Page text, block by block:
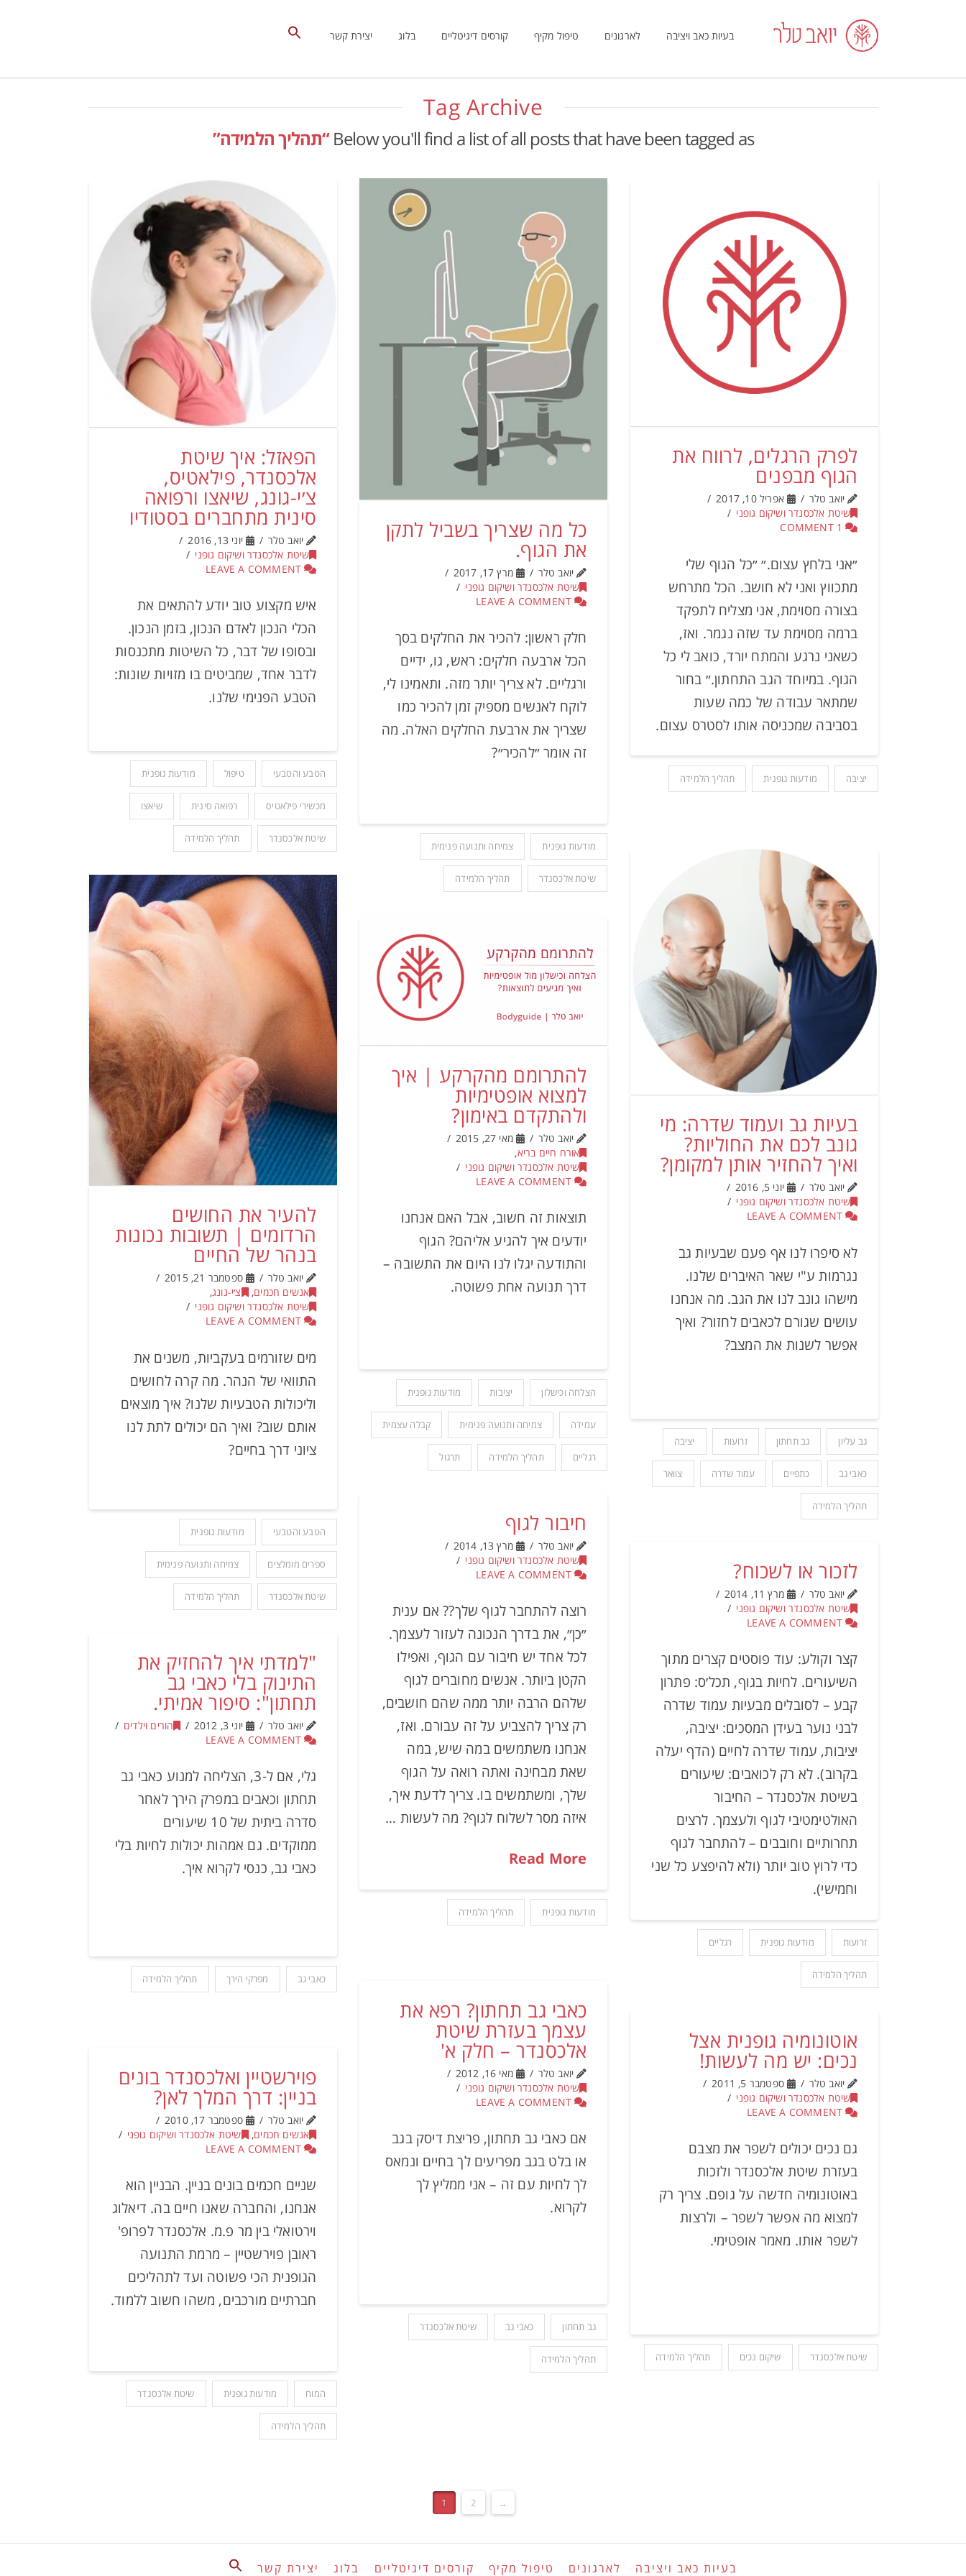
בעיות כאב ויציבה לארגונים טיפול מקיף קורסים דיגיטליים בלוג יצירת קשר
Search
for:
Search Button
Tag Archive
Below you'll find a list of all posts that have been tagged as “תהליך הלמידה”
לפרק הרגלים, לרווח את
הגוף מבפנים
יואב טלר
אפריל 10, 2017
שיטת אלכסנדר ושיקום גופני
1 COMMENT
״אני בלחץ עצום.״ ״כל הגוף שלי
מתכווץ ואני לא חושב. הכל מתרחש
בצורה מסוימת, אני מצליח לתפקד
ברמה מסוימת עד שזה נגמר. ואז,
כשאני נרגע והמתח יורד, כואב לי כל
הגוף. במיוחד הגב התחתון.״ בחור
שמתאר עבודה של כמה שעות
בסביבה שמכניסה אותו לסטרס עצום.
יציבה מודעות גופנית תהליך הלמידה
כל מה שצריך בשביל לתקן
את הגוף.
יואב טלר
מרץ 17, 2017
שיטת אלכסנדר ושיקום גופני
LEAVE A COMMENT
חלק ראשון: להכיר את החלקים בסך
הכל ארבעה חלקים: ראש, גו, ידיים
ורגליים. לא צריך יותר מזה. ותאמינו לי,
לוקח לאנשים מספיק זמן להכיר כמו
שצריך את ארבעת החלקים האלה. מה
זה אומר ״להכיר״?
מודעות גופנית צמיחה ותנועה פנימית
שיטת אלכסנדר תהליך הלמידה
הפאזל: איך שיטת
אלכסנדר, פילאטיס,
צ׳י-גונג, שיאצו ורפואה
סינית מתחברים בסטודיו
יואב טלר
יוני 13, 2016
שיטת אלכסנדר ושיקום גופני
LEAVE A COMMENT
איש מקצוע טוב יודע להתאים את
הכלי הנכון לאדם הנכון, בזמן הנכון.
ובסופו של דבר, כל השיטות מתכנסות
לדבר אחד, שמביטים בו מזויות שונות:
הטבע הפנימי שלנו.
הטבע והטבעי טיפול מודעות גופנית
מכשירי פילאטיס רפואה סינית שיאצו
שיטת אלכסנדר תהליך הלמידה
בעיות גב ועמוד שדרה: מי
גונב לכם את החוליות?
ואיך להחזיר אותן למקומן?
יואב טלר
יוני 5, 2016
שיטת אלכסנדר ושיקום גופני
LEAVE A COMMENT
לא סיפרו לנו אף פעם שבעיות גב
נגרמות ע"י שאר האיברים שלנו.
מישהו גונב לנו את הגב. מה אנחנו
עושים שגורם לכאבים לחזור? ואיך
אפשר לשנות את המצב?
גב עליון גב תחתון זרועות יציבה
כאבי גב כתפיים עמוד שדרה צוואר
תהליך הלמידה
להעיר את החושים
הרדומים | תשובות נכונות
בנהר של החיים
יואב טלר
ספטמבר 21, 2015
אנשים חכמים, צ׳י-גונג,
שיטת אלכסנדר ושיקום גופני
LEAVE A COMMENT
מים שזורמים בעקביות, משנים את
התוואי של הנהר. מה קרה לחושים
וליכולות הטבעיות שלנו? איך מוצאים
אותם שוב? ואיך הם יכולים לתת לנו
ציוני דרך בחיים?
הטבע והטבעי מודעות גופנית
ספרים מומלצים צמיחה ותנועה פנימית
שיטת אלכסנדר תהליך הלמידה
להתרומם מהקרקע | איך
למצוא אופטימיות
ולהתקדם באימון?
יואב טלר
מאי 27, 2015
אורח חיים בריא,
שיטת אלכסנדר ושיקום גופני
LEAVE A COMMENT
תוצאות זה חשוב, אבל האם אנחנו
יודעים איך להגיע אליהם? הגוף
והתודעה יגלו לנו היום את התשובה –
דרך תנועה אחת פשוטה.
הצלחה וכישלון יציבות מודעות גופנית
עמידה צמיחה ותנועה פנימית קבלה עצמית
רגליים תהליך הלמידה תרגול
חיבור לגוף
יואב טלר
מרץ 13, 2014
שיטת אלכסנדר ושיקום גופני
LEAVE A COMMENT
רוצה להתחבר לגוף שלך?? אם ענית
״כן״, את בדרך הנכונה לעזור לעצמך.
לכל אחד יש חיבור עם הגוף, ואפילו
הקטן ביותר. אנשים מחוברים לגוף
שלהם הרבה יותר ממה שהם חושבים,
רק צריך להצביע על זה עבורם. ואז,
אנחנו משתמשים במה שיש, במה
שאת מבחינה ואתה רואה על הגוף
שלך, ומשתמשים בו. צריך לדעת איך,
איזה מסר לשלוח לגוף? מה לעשות …
Read More
מודעות גופנית תהליך הלמידה
לזכור או לשכוח?
יואב טלר
מרץ 11, 2014
שיטת אלכסנדר ושיקום גופני
LEAVE A COMMENT
קצר וקולע: עוד פוסטים קצרים מתוך
השיעורים. לחיות בגוף, תכל׳ס: פתרון
קבע – לסובלים מבעיות עמוד שדרה
לבני נוער בעידן המסכים: יציבה,
יציבות, עמוד שדרה לחיים (הדף יעלה
בקרוב). לא רק לכואבים: שיעורים
בשיטת אלכסנדר – החיבור
האולטימטיבי לגוף ולעצמך. לרצים
תחרותיים וחובבים – להתחבר לגוף
כדי לרוץ טוב יותר (ולא להיפצע כל שני
וחמישי).
זרועות מודעות גופנית רגליים
תהליך הלמידה
"למדתי איך להחזיק את
התינוק בלי כאבי גב
תחתון": סיפור אמיתי.
יואב טלר יוני 3, 2012
הורים וילדים
LEAVE A COMMENT
גלי, אם ל-3, הצליחה למנוע כאבי גב
תחתון וכאבים במפרק הירך לאחר
סדרה ביתית של 10 שיעורים
ממוקדים. גם אמהות יכולות לחיות בלי
כאבי גב, כנסי לקרוא איך.
כאבי גב מפרקי הירך תהליך הלמידה
כאבי גב תחתון? רפא את
עצמך בעזרת שיטת
אלכסנדר – חלק א'
יואב טלר
מאי 16, 2012
שיטת אלכסנדר ושיקום גופני
LEAVE A COMMENT
אם כאבי גב תחתון, פריצת דיסק בגב
או בלט בגב מפריעים לך בחיים ונמאס
לך לחיות עם זה – אני ממליץ לך
לקרוא.
גב תחתון כאבי גב שיטת אלכסנדר
תהליך הלמידה
אוטונומיה גופנית אצל
נכים: יש מה לעשות!
יואב טלר
ספטמבר 5, 2011
שיטת אלכסנדר ושיקום גופני
LEAVE A COMMENT
גם נכים יכולים לשפר את מצבם
בעזרת שיטת אלכסנדר ולזכות
באוטונומיה חדשה על גופם. צריך רק
למצוא מה אפשר לשפר – ולרצות
לשפר אותו. מאמר אופטימי.
שיטת אלכסנדר שיקום נכים תהליך הלמידה
פוירשטיין ואלכסנדר בונים
בניין: דרך המלך לאן?
יואב טלר
ספטמבר 17, 2010
אנשים חכמים, שיטת אלכסנדר ושיקום גופני
LEAVE A COMMENT
שניים חכמים בונים בניין. הבניין הוא
אנחנו, והחברה שאנו חיים בה. דיאלוג
וירטואלי בין מר פ.מ. אלכסנדר לפרופ'
ראובן פוירשטיין – מרמת התנועה
הגופנית הכי פשוטה ועד לתהליכים
חברתיים מורכבים, משהו חשוב ללמוד.
המוח מודעות גופנית שיטת אלכסנדר
תהליך הלמידה
1 2 →
בעיות כאב ויציבה לארגונים טיפול מקיף קורסים דיגיטליים בלוג יצירת קשר Search